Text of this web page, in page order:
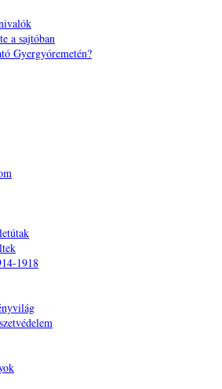
a sajtóban
Gyergyóremetén?
1918